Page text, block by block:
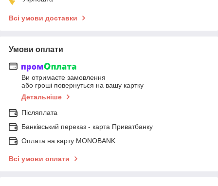
Всі умови доставки
Умови оплати
Ви отримаєте замовлення
або гроші повернуться на вашу картку
Детальніше
Післяплата
Банківський переказ - карта Приватбанку
Оплата на карту MONOBANK
Всі умови оплати